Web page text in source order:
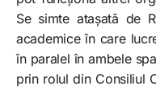
Se simte atașată de
academice în care
în paralel în ambele
prin rolul din Consiliul